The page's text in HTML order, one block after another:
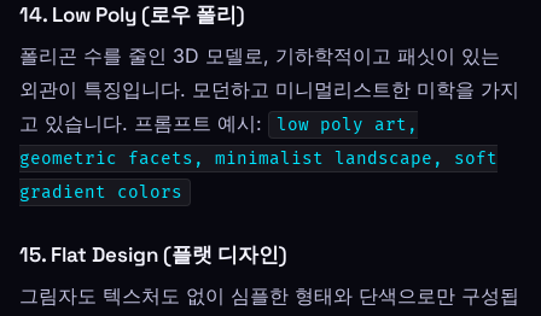
14. Low Poly (로우 폴리)
폴리곤 수를 줄인 3D 모델로, 기하학적이고 패싯이 있는
외관이 특징입니다. 모던하고 미니멀리스트한 미학을 가지
고 있습니다. 프롬프트 예시:
low poly art,
geometric facets, minimalist landscape, soft
gradient colors
15. Flat Design (플랫 디자인)
그림자도 텍스처도 없이 심플한 형태와 단색으로만 구성됩